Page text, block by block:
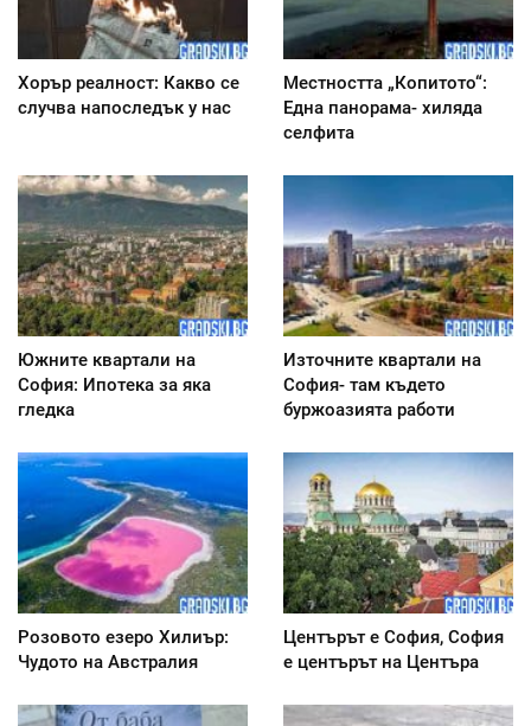
Хорър реалност: Какво се
случва напоследък у нас
Местността „Копитото“:
Една панорама- хиляда
селфита
Южните квартали на
София: Ипотека за яка
гледка
Източните квартали на
София- там където
буржоазията работи
Розовото езеро Хилиър:
Чудото на Австралия
Центърът е София, София
е центърът на Центъра